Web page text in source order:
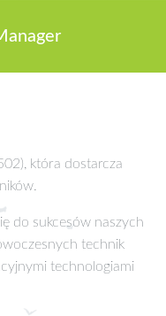
która dostarcza
do sukcesów naszych
technik
technologiami